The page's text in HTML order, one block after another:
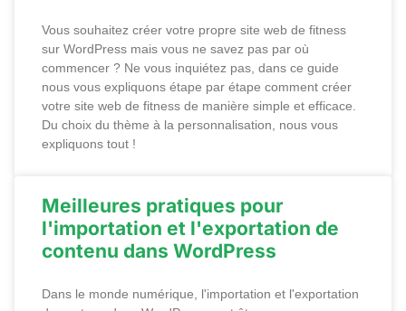
Vous souhaitez créer votre propre site web de fitness
sur WordPress mais vous ne savez pas par où
commencer ? Ne vous inquiétez pas, dans ce guide
nous vous expliquons étape par étape comment créer
votre site web de fitness de manière simple et efficace.
Du choix du thème à la personnalisation, nous vous
expliquons tout !
Meilleures pratiques pour
l'importation et l'exportation de
contenu dans WordPress
Dans le monde numérique, l'importation et l'exportation